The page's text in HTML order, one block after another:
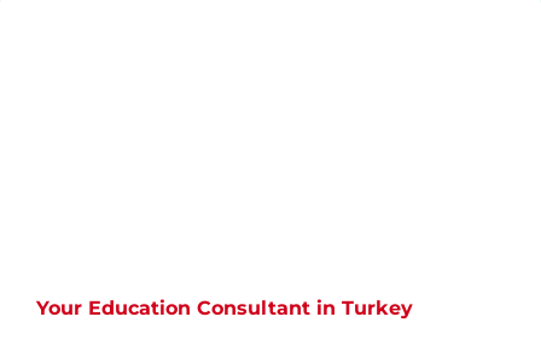
Your Education Consultant in Turkey